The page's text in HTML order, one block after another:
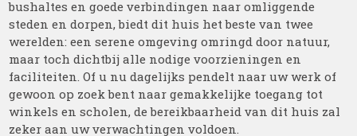
bushaltes en goede verbindingen naar omliggende
steden en dorpen, biedt dit huis het beste van twee
werelden: een serene omgeving omringd door natuur,
maar toch dichtbij alle nodige voorzieningen en
faciliteiten. Of u nu dagelijks pendelt naar uw werk of
gewoon op zoek bent naar gemakkelijke toegang tot
winkels en scholen, de bereikbaarheid van dit huis zal
zeker aan uw verwachtingen voldoen.